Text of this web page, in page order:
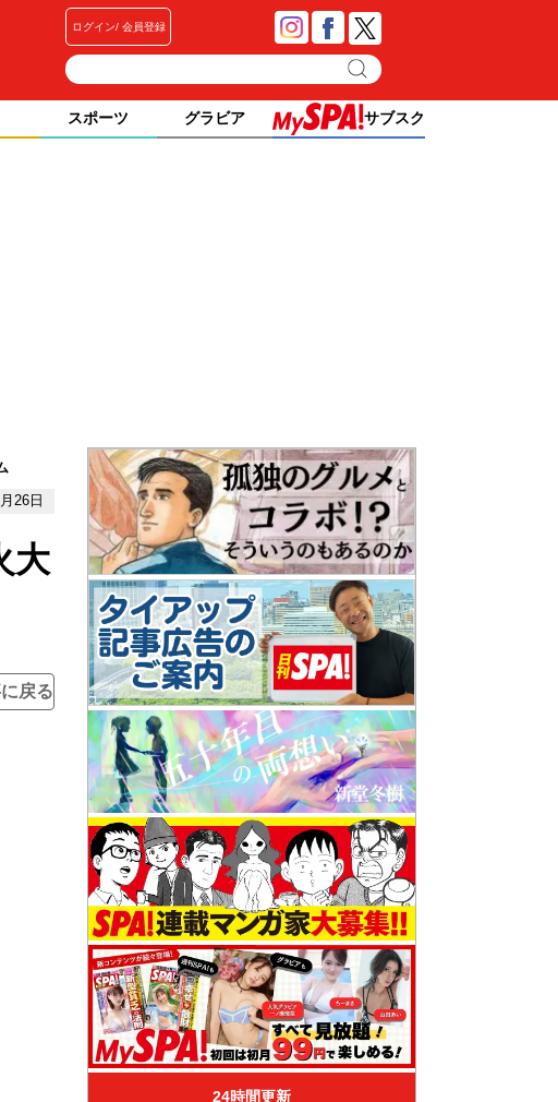
ログイン 会員登録
スポーツ グラビア サブスク
26日
大
戻る
24時間更新